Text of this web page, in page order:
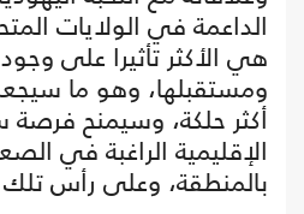
الداعمة في الولايات
هي الأكثر تأثيرا على
ومستقبلها، وهو ما
أكثر حلكة، وسيمنح فرصة
الإقليمية الراغبة في
بالمنطقة، وعلى رأس تلك